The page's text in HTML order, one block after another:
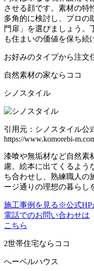
させる顔です。素材の特
多角的に検討し、プロの
門扉」を選びましょう。
も住まいの価値を保ち続
お好みのタイプから注文
自然素材の家ならココ
シノスタイル
引用元：シノスタイル公
https://www.komorebi-
漆喰や無垢材など自然素
慮。絵本に出てくるよう
ち合わせし、熟練職人の
ージ通りの理想の暮らし
施工事例を見る ※公式HP
電話でのお問い合わせは
こちら
2世帯住宅ならココ
へーベルハウス